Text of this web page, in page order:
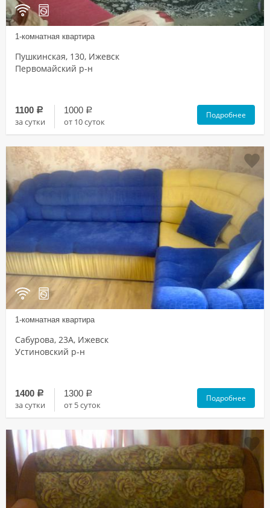
1-комнатная квартира
Пушкинская, 130, Ижевск
Первомайский р-н
1100 a
за сутки
1000 a
от 10 суток
Подробнее
1-комнатная квартира
Сабурова, 23А, Ижевск
Устиновский р-н
1400 a
за сутки
1300 a
от 5 суток
Подробнее